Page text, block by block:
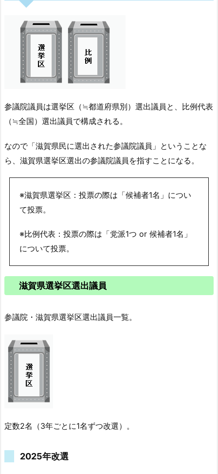
参議院議員は選挙区（≒都道府県別）選出議員と、比例代表
（≒全国）選出議員で構成される。
なので「滋賀県民に選出された参議院議員」ということな
ら、滋賀県選挙区選出の参議院議員を指すことになる。
※滋賀県選挙区：投票の際は「候補者1名」につい
て投票。
※比例代表：投票の際は「党派1つ or 候補者1名」
について投票。
滋賀県選挙区選出議員
参議院・滋賀県選挙区選出議員一覧。
定数2名（3年ごとに1名ずつ改選）。
2025年改選